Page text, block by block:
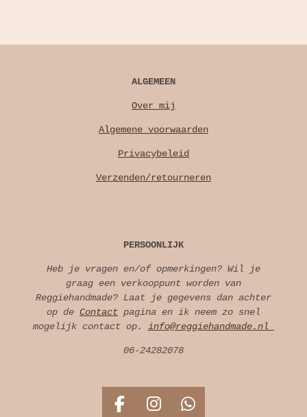
ALGEMEEN
Over mij
Algemene voorwaarden
Privacybeleid
Verzenden/retourneren
PERSOONLIJK
Heb je vragen en/of opmerkingen? Wil je
graag een verkooppunt worden van
Reggiehandmade? Laat je gegevens dan achter
op de Contact pagina en ik neem zo snel
mogelijk contact op. info@reggiehandmade.nl
06-24282078
F I W